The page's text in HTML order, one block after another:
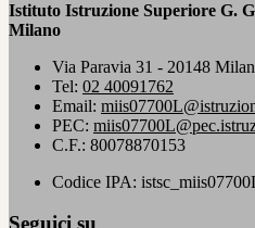
Istituto Istruzione Superiore G.
Milano
Via Paravia 31 - 20148
Tel: 02 40091762
Email:
PEC:
C.F.: 80078870153
Codice IPA:
Seguici su